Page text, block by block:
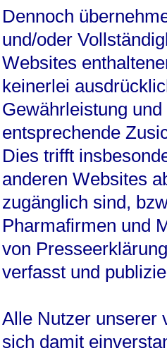
Dennoch
und/oder
Websites
keinerlei
Gewährleistung
entsprechende
Dies trifft
anderen Websites
zugänglich sind,
Pharmafirmen und
von
verfasst und
Alle Nutzer unserer
sich damit